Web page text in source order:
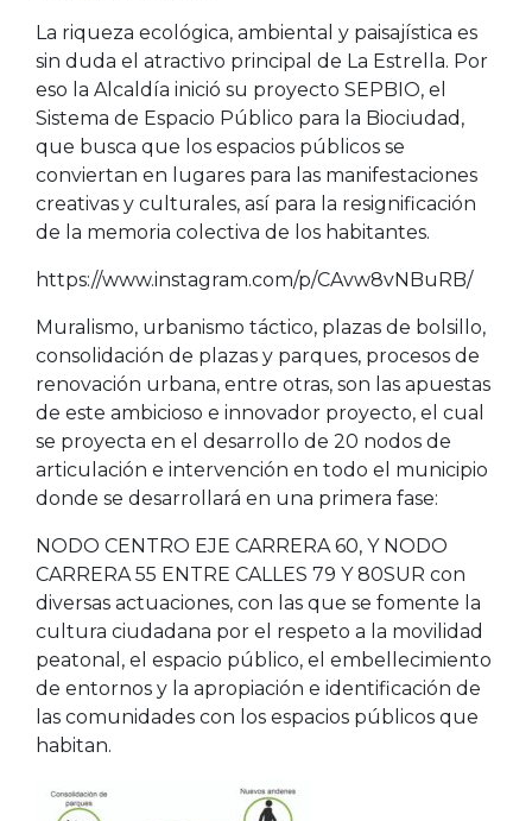
La riqueza ecológica, ambiental y paisajística es
sin duda el atractivo principal de La Estrella. Por
eso la Alcaldía inició su proyecto SEPBIO, el
Sistema de Espacio Público para la Biociudad,
que busca que los espacios públicos se
conviertan en lugares para las manifestaciones
creativas y culturales, así para la resignificación
de la memoria colectiva de los habitantes.
https://www.instagram.com/p/CAvw8vNBuRB/
Muralismo, urbanismo táctico, plazas de bolsillo,
consolidación de plazas y parques, procesos de
renovación urbana, entre otras, son las apuestas
de este ambicioso e innovador proyecto, el cual
se proyecta en el desarrollo de 20 nodos de
articulación e intervención en todo el municipio
donde se desarrollará en una primera fase:
NODO CENTRO EJE CARRERA 60, Y NODO
CARRERA 55 ENTRE CALLES 79 Y 80SUR con
diversas actuaciones, con las que se fomente la
cultura ciudadana por el respeto a la movilidad
peatonal, el espacio público, el embellecimiento
de entornos y la apropiación e identificación de
las comunidades con los espacios públicos que
habitan.